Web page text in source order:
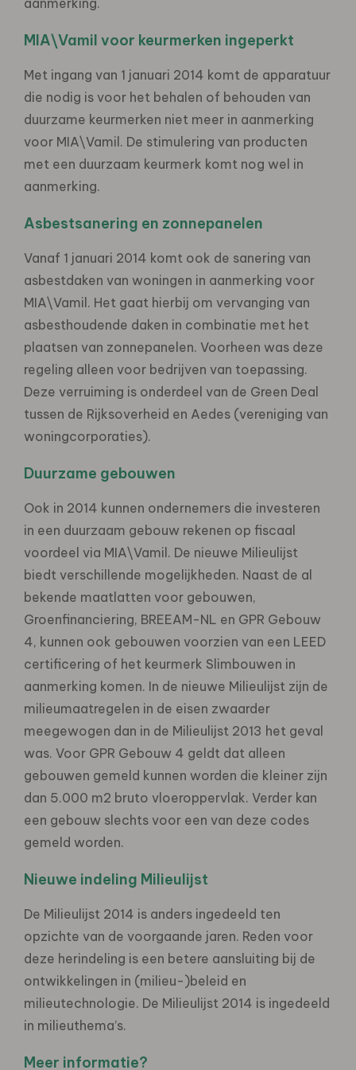
MIA\Vamil voor keurmerken ingeperkt
Met ingang van 1 januari 2014 komt de apparatuur
die nodig is voor het behalen of behouden van
duurzame keurmerken niet meer in aanmerking
voor MIA\Vamil. De stimulering van producten
met een duurzaam keurmerk komt nog wel in
aanmerking.
Asbestsanering en zonnepanelen
Vanaf 1 januari 2014 komt ook de sanering van
asbestdaken van woningen in aanmerking voor
MIA\Vamil. Het gaat hierbij om vervanging van
asbesthoudende daken in combinatie met het
plaatsen van zonnepanelen. Voorheen was deze
regeling alleen voor bedrijven van toepassing.
Deze verruiming is onderdeel van de Green Deal
tussen de Rijksoverheid en Aedes (vereniging van
woningcorporaties).
Duurzame gebouwen
Ook in 2014 kunnen ondernemers die investeren
in een duurzaam gebouw rekenen op fiscaal
voordeel via MIA\Vamil. De nieuwe Milieulijst
biedt verschillende mogelijkheden. Naast de al
bekende maatlatten voor gebouwen,
Groenfinanciering, BREEAM-NL en GPR Gebouw
4, kunnen ook gebouwen voorzien van een LEED
certificering of het keurmerk Slimbouwen in
aanmerking komen. In de nieuwe Milieulijst zijn de
milieumaatregelen in de eisen zwaarder
meegewogen dan in de Milieulijst 2013 het geval
was. Voor GPR Gebouw 4 geldt dat alleen
gebouwen gemeld kunnen worden die kleiner zijn
dan 5.000 m2 bruto vloeroppervlak. Verder kan
een gebouw slechts voor een van deze codes
gemeld worden.
Nieuwe indeling Milieulijst
De Milieulijst 2014 is anders ingedeeld ten
opzichte van de voorgaande jaren. Reden voor
deze herindeling is een betere aansluiting bij de
ontwikkelingen in (milieu-)beleid en
milieutechnologie. De Milieulijst 2014 is ingedeeld
in milieuthema’s.
Meer informatie?